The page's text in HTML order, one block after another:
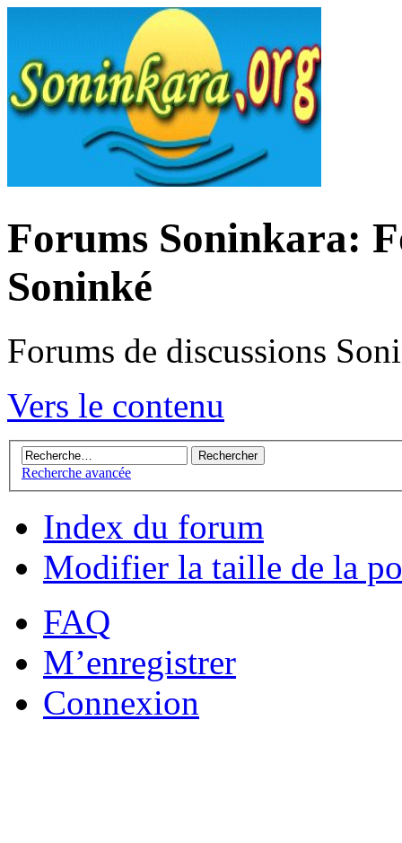
Forums Soninkara:
Soninké
Forums de discussions
Vers le contenu
Recherche avancée
Index du forum
Modifier la taille de la
FAQ
M’enregistrer
Connexion